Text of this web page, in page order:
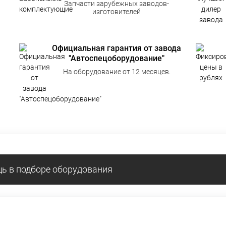
Запчасти зарубежных заводов-
изготовителей
Официальная гарантия от завода
"Автоспецоборудование"
На оборудование от 12 месяцев.
в подборе оборудования